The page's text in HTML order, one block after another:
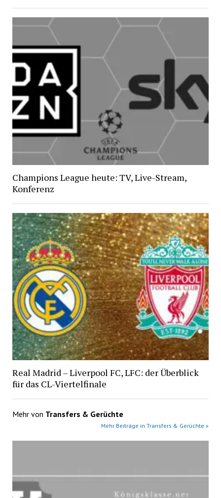
Champions League heute: TV, Live-Stream,
Konferenz
Real Madrid – Liverpool FC, LFC: der Überblick
für das CL-Viertelfinale
Mehr von Transfers & Gerüchte
Mehr Beiträge in Transfers & Gerüchte »